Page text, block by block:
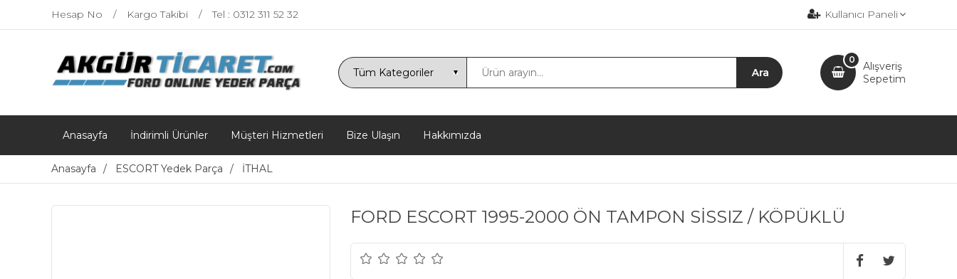
Hesap No Kargo Takibi Tel : 0312 311 52 32 Kullanıcı Paneli
Alışveriş
Sepetim
0
Anasayfa İndirimli Ürünler Müşteri Hizmetleri Bize Ulaşın Hakkımızda
Anasayfa ESCORT Yedek Parça İTHAL
FORD ESCORT 1995-2000 ÖN TAMPON SİSSIZ / KÖPÜKLÜ